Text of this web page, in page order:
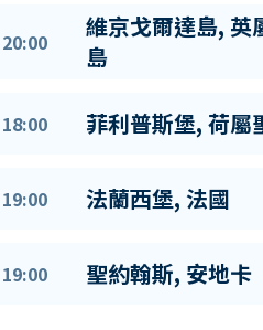
20:00
維京戈爾達島, 英
島
18:00 菲利普斯堡, 荷屬
19:00 法蘭西堡, 法國
19:00 聖約翰斯, 安地卡